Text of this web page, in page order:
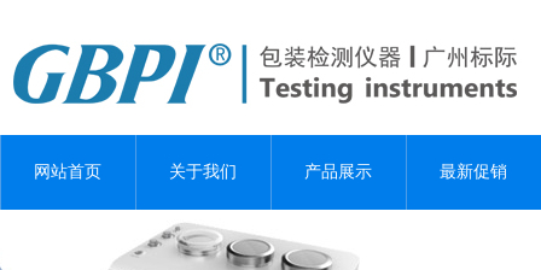
网站首页 关于我们 产品展示 最新促销